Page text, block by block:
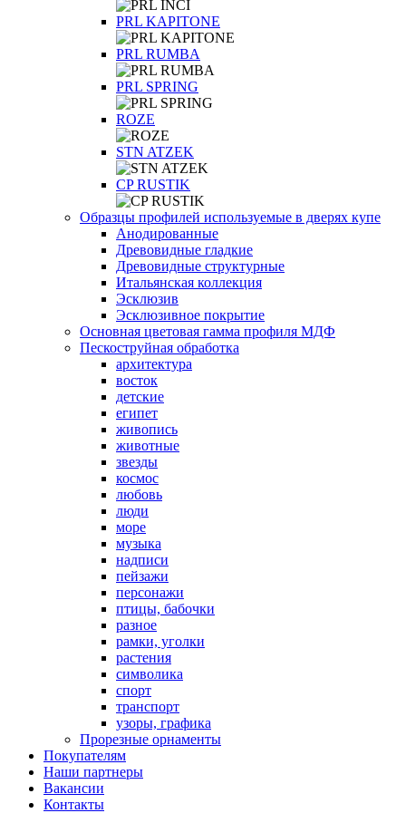
PRL KAPITONE
PRL RUMBA
PRL SPRING
ROZE
STN ATZEK
СP RUSTIK
Образцы профилей используемые в дверях купе
Анодированные
Древовидные гладкие
Древовидные структурные
Итальянская коллекция
Эсклюзив
Эсклюзивное покрытие
Основная цветовая гамма профиля МДФ
Пескоструйная обработка
архитектура
восток
детские
египет
живопись
животные
звезды
космос
любовь
люди
море
музыка
надписи
пейзажи
персонажи
птицы, бабочки
разное
рамки, уголки
растения
символика
спорт
транспорт
узоры, графика
Прорезные орнаменты
Покупателям
Наши партнеры
Вакансии
Контакты